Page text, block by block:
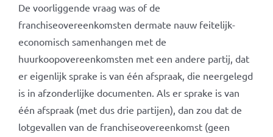
De voorliggende vraag was of de
franchiseovereenkomsten dermate nauw feitelijk-
economisch samenhangen met de
huurkoopovereenkomsten met een andere partij, dat
er eigenlijk sprake is van één afspraak, die neergelegd
is in afzonderlijke documenten. Als er sprake is van
één afspraak (met dus drie partijen), dan zou dat de
lotgevallen van de franchiseovereenkomst (geen